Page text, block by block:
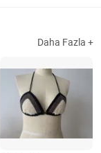
Daha Fazla +